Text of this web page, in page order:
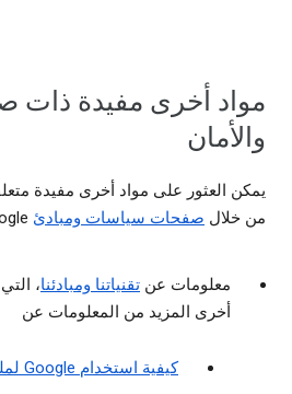
مواد أخرى مفيدة ذات
والأمان
يمكن العثور على مواد أخرى مفيدة
من خلال صفحات سياسات ومبادئ
معلومات عن تقنياتنا ومبادئنا،
أخرى المزيد من المعلومات عن
كيفية استخدام Google لملفات تعريف الارتباط